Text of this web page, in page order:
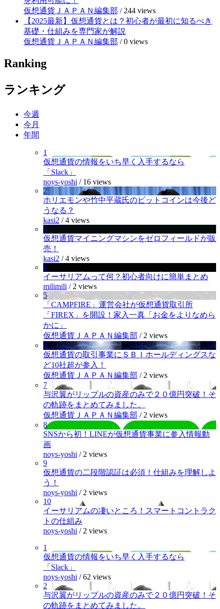
仮想通貨ＪＡＰＡＮ編集部 / 244 views
【2025最新】仮想通貨とは？初心者が最初に知るべき
基礎・仕組みを専門家が解説
仮想通貨ＪＡＰＡＮ編集部 /0 views
Ranking
ランキング
今週
今月
年間
1
仮想通貨の情報をいち早く入手するなら
「Slack」
noys-yoshi / 16 views
2
ホリエモンや竹中平蔵氏のビットコインは今後ど
うなる？
kasi2 /4 views
3
仮想通貨マイニングマシンをゼロフィールドが販
売！
kasi2 /4 views
4
イーサリアムって何？初心者向けに簡単まとめ
milimili / 2 views
5
「CAMPFIRE」運営会社が仮想通貨取引所
「FIREX」を開設！家入一真「お金をよりなめら
かに」
仮想通貨ＪＡＰＡＮ編集部 / 2 views
6
仮想通貨の取引事業にＳＢＩホールディングスな
ど10社超が参入！
仮想通貨ＪＡＰＡＮ編集部 / 2 views
7
与沢翼がリップルの資産のみで２０億円突破！そ
の軌跡をまとめてみました。
仮想通貨ＪＡＰＡＮ編集部 / 2 views
8
SNSから初！LINEが仮想通貨事業に参入情報動
画
noys-yoshi / 2 views
9
仮想通貨の二段階認証は必須！仕組みを理解しよ
う！
noys-yoshi / 2 views
10
イーサリアムの凄いところ！スマートコントラク
トの仕組み
noys-yoshi / 2 views
1
仮想通貨の情報をいち早く入手するなら
「Slack」
noys-yoshi /62 views
2
与沢翼がリップルの資産のみで２０億円突破！そ
の軌跡をまとめてみました。